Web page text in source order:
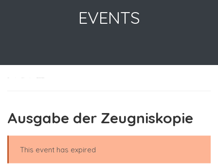
EVENTS
Ausgabe der Zeugniskopie
This event has expired